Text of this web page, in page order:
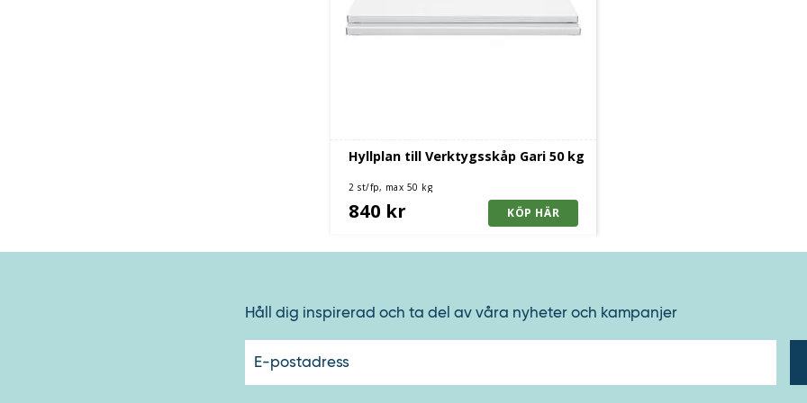
Hyllplan till Verktygsskåp Gari 50 kg
2 st/fp, max 50 kg
840 kr
Håll dig inspirerad och ta del av våra nyheter och kampanjer